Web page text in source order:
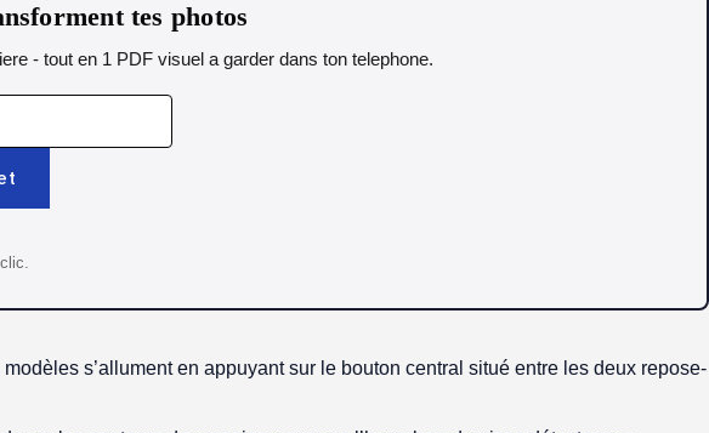
tes photos
- tout en 1 PDF visuel a garder dans ton telephone.
s’allument en appuyant sur le bouton central situé entre les deux repose-